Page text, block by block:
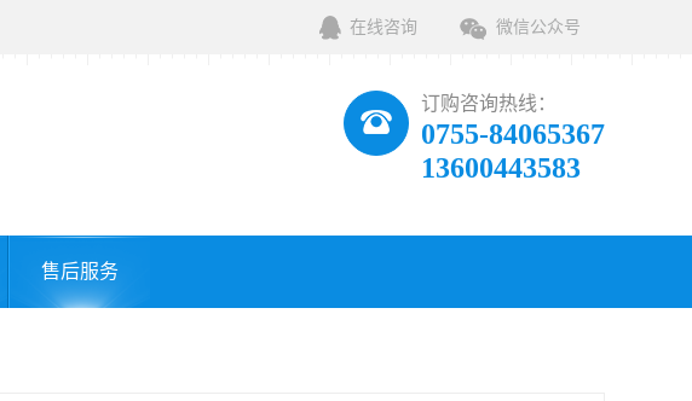
在线咨询 微信公众号
订购咨询热线：
0755-84065367
13600443583
售后服务